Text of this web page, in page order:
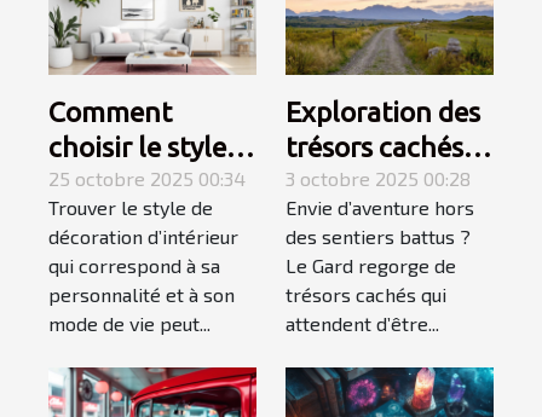
Comment
choisir le style
de décoration
d'intérieur qui
vous correspond
?
25 octobre 2025 00:34
Trouver le style de
décoration d’intérieur
qui correspond à sa
personnalité et à son
mode de vie peut...
Exploration des
trésors cachés
du Gard :
itinéraires
méconnus ?
3 octobre 2025 00:28
Envie d’aventure hors
des sentiers battus ?
Le Gard regorge de
trésors cachés qui
attendent d’être...